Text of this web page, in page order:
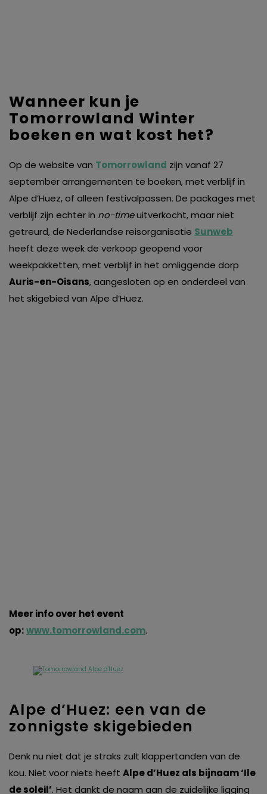
Wanneer kun je
Tomorrowland Winter
boeken en wat kost het?
Op de website van Tomorrowland zijn vanaf 27
september arrangementen te boeken, met verblijf in
Alpe d’Huez, of alleen festivalpassen. De packages met
verblijf zijn echter in no-timeuitverkocht, maar niet
getreurd, de Nederlandse reisorganisatie Sunweb
heeft deze week de verkoop geopend voor
weekpakketten, met verblijf in het omliggende dorp
Auris-en-Oisans, aangesloten op en onderdeel van
het skigebied van Alpe d’Huez.
Meer info over het event
op:www.tomorrowland.com.
Alpe d’Huez: een van de
zonnigste skigebieden
Denk nu niet dat je straks zult klappertanden van de
kou. Niet voor niets heeft Alpe d’Huez als bijnaam ‘Ile
de soleil’. Het dankt de naam aan de zuidelijke ligging